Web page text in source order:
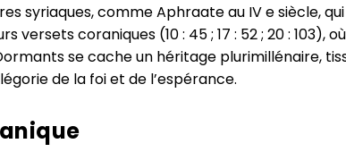
syriaques, comme Aphraate au IV e siècle,
versets coraniques (10 : 45 ; 17 : 52 ; 20 :
se cache un héritage plurimillénaire,
de la foi et de l’espérance.